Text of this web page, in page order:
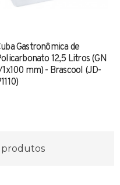
Gastronômica de
12,5 Litros (GN
1x100 mm) - Brascool (JD-
produtos